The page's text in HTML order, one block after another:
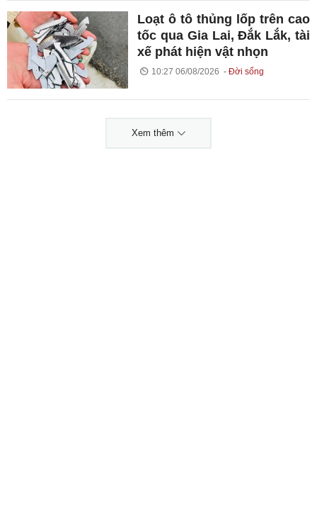
Loạt ô tô thủng lốp trên cao
tốc qua Gia Lai, Đắk Lắk, tài
xế phát hiện vật nhọn
10:27 06/08/2026 Đời sống
Xem thêm